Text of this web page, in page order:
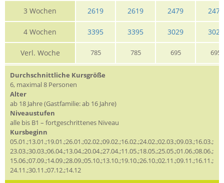
3 Wochen 2619 2619 2479 2479
4 Wochen 3395 3395 3029 3029
Verl. Woche 785 785 695 695
Durchschnittliche Kursgröße
6, maximal 8 Personen
Alter
ab 18 Jahre (Gastfamilie: ab 16 Jahre)
Niveaustufen
alle bis B1 – fortgeschrittenes Niveau
Kursbeginn
05.01.;13.01.;19.01.;26.01.;02.02.;09.02.;16.02.;24.02.;02.03.;09.03.;16.03.;
23.03.;30.03.;06.04.;13.04.;20.04.;27.04.;11.05.;18.05.;25.05.;01.06.;08.06.;
15.06.;07.09.;14.09.;28.09.;05.10.;13.10.;19.10.;26.10.;02.11.;09.11.;16.11.;
24.11.;30.11.;07.12.;14.12